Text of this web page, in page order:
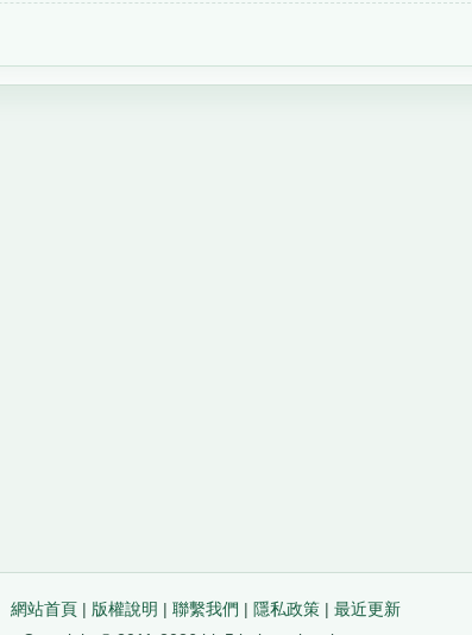
網站首頁 | 版權說明 | 聯繫我們 | 隱私政策 | 最近更新